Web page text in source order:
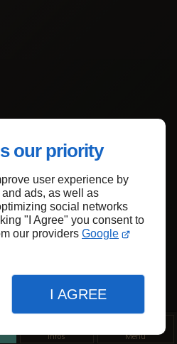
our priority
user experience by
ads, as well as
social networks
"I Agree" you consent to
our providers Google
I AGREE
Infos Menu
de page